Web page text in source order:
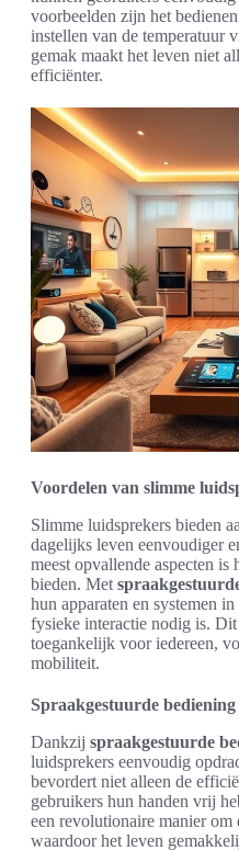
voorbeelden zijn het
instellen van de temperatuur
gemak maakt het leven niet
efficiënter.
Voordelen van slimme
Slimme luidsprekers bieden
dagelijks leven eenvoudiger
meest opvallende aspecten is
bieden. Met
hun apparaten en systemen
fysieke interactie nodig is.
toegankelijk voor iedereen,
mobiliteit.
Spraakgestuurde
Dankzij spraakgestuurde
luidsprekers eenvoudig
bevordert niet alleen de
gebruikers hun handen vrij
een revolutionaire manier om
waardoor het leven